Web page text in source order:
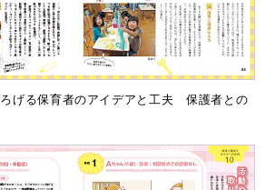
げる保育者のアイデアと工夫 保護者との